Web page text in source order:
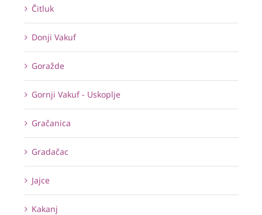
Čitluk
Donji Vakuf
Goražde
Gornji Vakuf - Uskoplje
Gračanica
Gradačac
Jajce
Kakanj